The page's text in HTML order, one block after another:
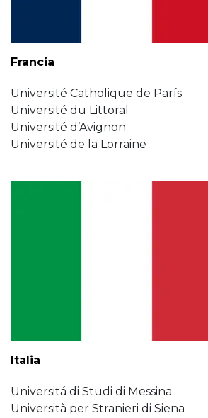
Francia
Université Catholique de París
Université du Littoral
Université d’Avignon
Université de la Lorraine
Italia
Universitá di Studi di Messina
Università per Stranieri di Siena